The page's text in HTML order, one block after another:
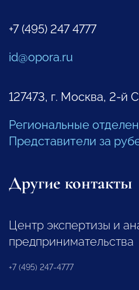
+7 (495) 247 4777
id@opora.ru
127473, г. Москва, 2-й
Региональные
Представители за
Другие контакты
Центр экспертизы и
предпринимательства
+7 (495) 247-4777